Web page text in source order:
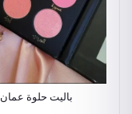
باليت حلوة عمان